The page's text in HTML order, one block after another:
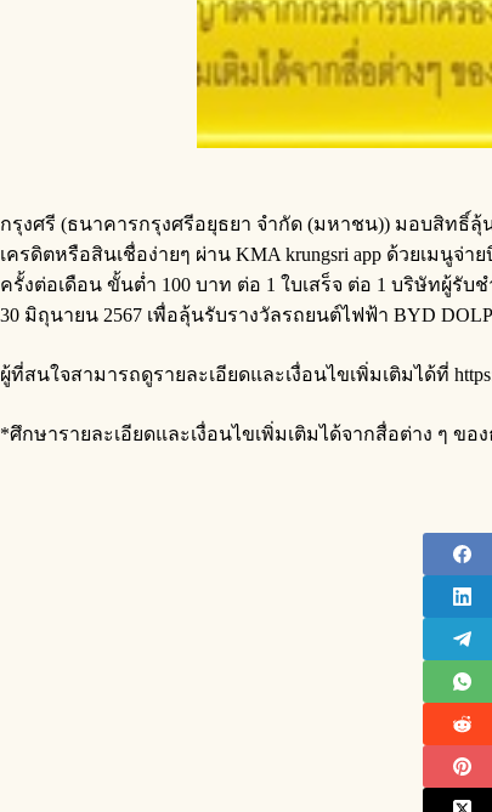
กรุงศรี (ธนาคารกรุงศรีอยุธยา จำกัด (มหาชน)) มอบสิทธิ์ลุ้
เครดิตหรือสินเชื่อง่ายๆ ผ่าน KMA krungsri app ด้วยเมนูจ่
ครั้งต่อเดือน ขั้นต่ำ 100 บาท ต่อ 1 ใบเสร็จ ต่อ 1 บริษัทผู้รับ
30 มิถุนายน 2567 เพื่อลุ้นรับรางวัลรถยนต์ไฟฟ้า BYD
ผู้ที่สนใจสามารถดูรายละเอียดและเงื่อนไขเพิ่มเติมได้ที่
*ศึกษารายละเอียดและเงื่อนไขเพิ่มเติมได้จากสื่อต่าง ๆ ขอ